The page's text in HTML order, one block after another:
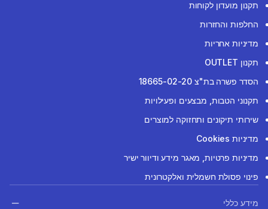
תקנון מועדון לקוחות
החלפות והחזרות
מדיניות אחריות
תקנון OUTLET
הסדר פשרה בת"צ 18665-02-20
תקנוני הטבות, מבצעים ופעילויות
שירותי תיקונים ותחזוקה למוצרים
מדיניות Cookies
מדיניות פרטיות, מאגר מידע ודיוור ישיר
פינוי פסולת חשמלית ואלקטרונית
מידע כללי